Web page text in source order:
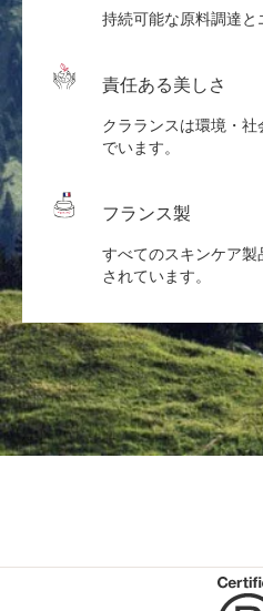
持続可能な原料調達と
責任ある美しさ
クラランスは環境・
でいます。
フランス製
すべてのスキンケア
されています。